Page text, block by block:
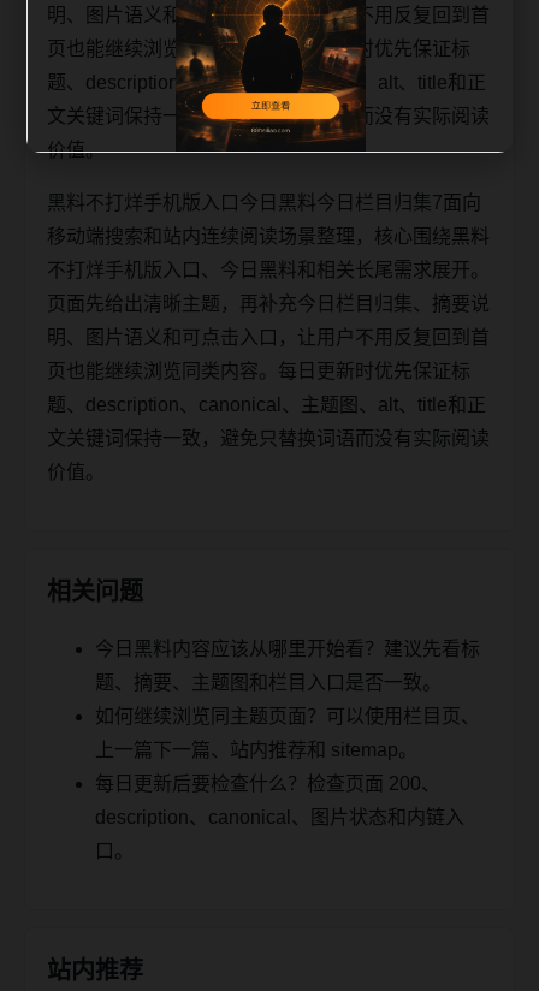
明、图片语义和可点击入口，让用户不用反复回到首
页也能继续浏览同类内容。每日更新时优先保证标
题、description、canonical、主题图、alt、title和正
文关键词保持一致，避免只替换词语而没有实际阅读
价值。
黑料不打烊手机版入口今日黑料今日栏目归集7面向
移动端搜索和站内连续阅读场景整理，核心围绕黑料
不打烊手机版入口、今日黑料和相关长尾需求展开。
页面先给出清晰主题，再补充今日栏目归集、摘要说
明、图片语义和可点击入口，让用户不用反复回到首
页也能继续浏览同类内容。每日更新时优先保证标
题、description、canonical、主题图、alt、title和正
文关键词保持一致，避免只替换词语而没有实际阅读
价值。
相关问题
今日黑料内容应该从哪里开始看？建议先看标
题、摘要、主题图和栏目入口是否一致。
如何继续浏览同主题页面？可以使用栏目页、
上一篇下一篇、站内推荐和 sitemap。
每日更新后要检查什么？检查页面 200、
description、canonical、图片状态和内链入
口。
站内推荐